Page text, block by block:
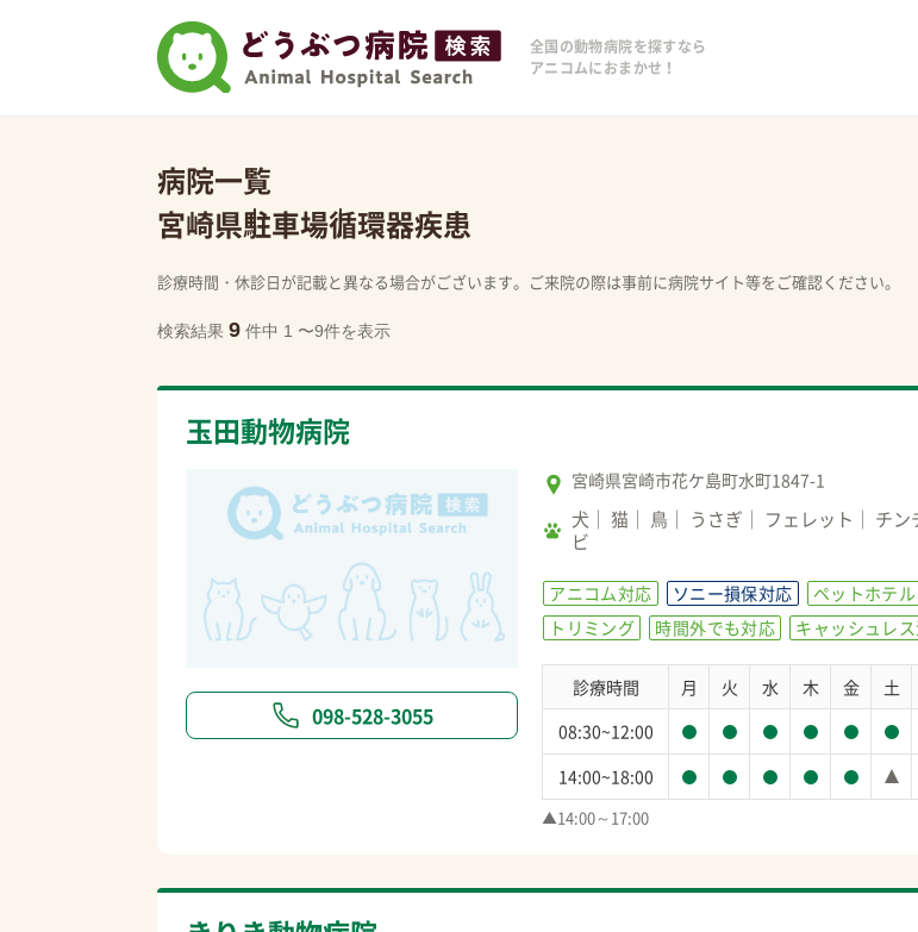
全国の動物病院を探すなら
アニコムにおまかせ！
病院一覧
宮崎県駐車場循環器疾患
診療時間・休診日が記載と異なる場合がございます。ご来院の際は事前に病院サイト等をご確認ください。
検索結果 9 件中 1 〜9件を表示
玉田動物病院
098-528-3055
宮崎県宮崎市花ケ島町水町1847-1
犬 猫 鳥 うさぎ フェレット チン
ビ
アニコム対応 ソニー損保対応
ペットホテル
トリミング
時間外でも対応 キャッシュレ
診療時間 月 火 水 木 金 土
08:30~12:00
14:00~18:00
▲14:00～17:00